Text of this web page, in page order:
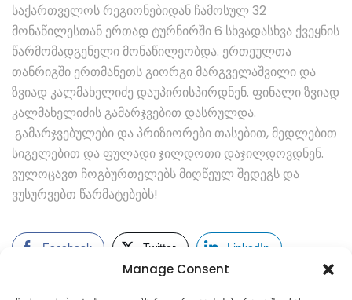
Manage Consent
საქართველოს რეგიონებიდან ჩამოსულ 32
მონაწილესთან ერთად ტურნირში 6 სხვადასხვა ქვეყნის
წარმომადგენელი მონაწილეობდა. ერთეულთა
თანრიგში ერთმანეთს გიორგი მარგველაშვილი და
ზვიად კალმახელიძე დაუპირისპირდნენ. ფინალი ზვიად
კალმახელიძის გამარჯვებით დასრულდა.
გამარჯვებულები და პრიზიორები თასებით, მედლებით
სიგელებით და ფულადი ჯილდოთი დაჯილდოვდნენ.
ვულოცავთ ჩოგბურთელებს მიღწეულ შედეგს და
ვუსურვებთ წარმატებებს!
Facebook Twitter LinkedIn